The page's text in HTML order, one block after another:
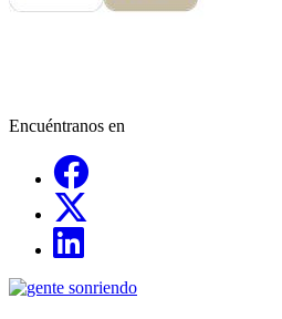
Encuéntranos en
Links, Opens in this window
Links, Opens in this window